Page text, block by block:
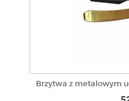
Brzytwa z metalowym